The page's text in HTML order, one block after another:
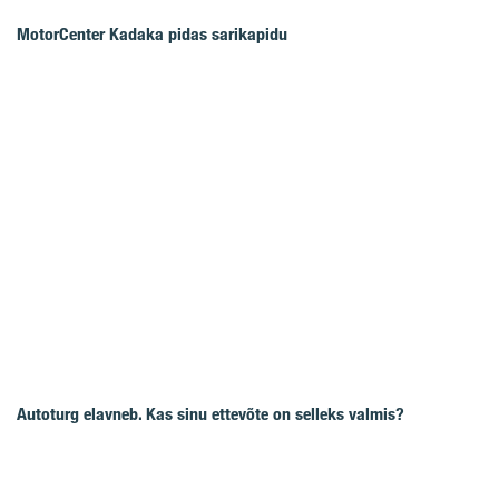
MotorCenter Kadaka pidas sarikapidu
Autoturg elavneb. Kas sinu ettevõte on selleks valmis?